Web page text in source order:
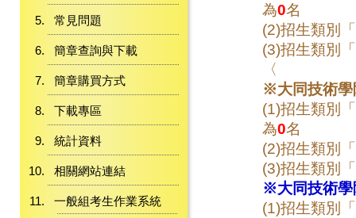
常見問題
簡章查詢與下載
簡章購買方式
下載專區
統計資料
相關網站連結
一般組考生作業系統
為0名
(2)招生類別「
(3)招生類別「
〈
※大同技術學
(1)招生類別「
為0名
(2)招生類別「
(3)招生類別「
※大同技術學
(1)招生類別「